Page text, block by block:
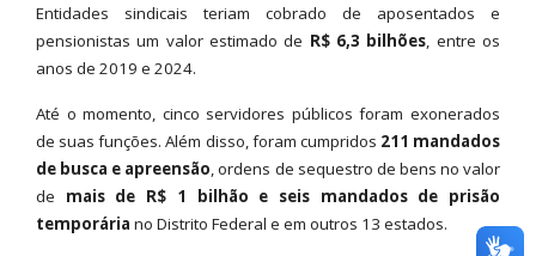
Entidades sindicais teriam cobrado de aposentados e
pensionistas um valor estimado de R$ 6,3 bilhões, entre os
anos de 2019 e 2024.
Até o momento, cinco servidores públicos foram exonerados
de suas funções. Além disso, foram cumpridos 211 mandados
de busca e apreensão, ordens de sequestro de bens no valor
de mais de R$ 1 bilhão e seis mandados de prisão
temporária no Distrito Federal e em outros 13 estados.